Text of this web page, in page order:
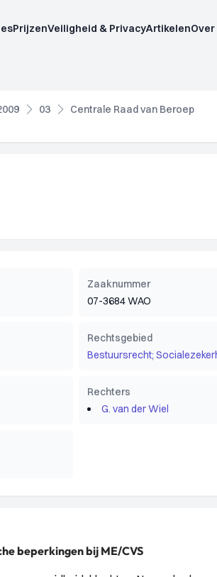
PrijzenVeiligheid & PrivacyArtikelen
03
Centrale Raad van Beroep
Zaaknummer
07-3684 WAO
Rechtsgebied
Bestuursrecht;
Rechters
G. van der Wiel
beperkingen bij ME/CVS